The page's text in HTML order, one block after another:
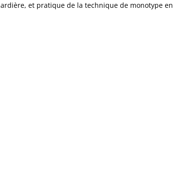
et pratique de la technique de monotype en